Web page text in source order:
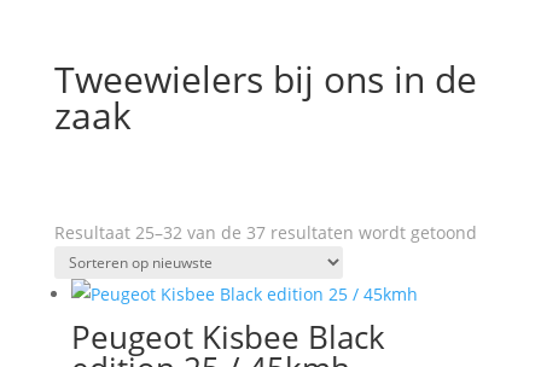
Tweewielers bij ons in de
zaak
Resultaat 25–32 van de 37 resultaten wordt getoond
Peugeot Kisbee Black